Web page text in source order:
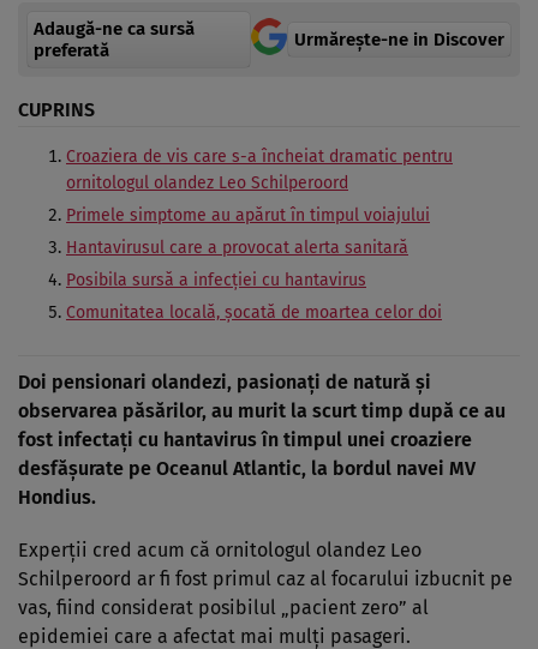
Adaugă-ne ca sursă
preferată
Urmărește-ne in Discover
CUPRINS
Croaziera de vis care s-a încheiat dramatic pentru
ornitologul olandez Leo Schilperoord
Primele simptome au apărut în timpul voiajului
Hantavirusul care a provocat alerta sanitară
Posibila sursă a infecției cu hantavirus
Comunitatea locală, șocată de moartea celor doi
Doi pensionari olandezi, pasionați de natură și
observarea păsărilor, au murit la scurt timp după ce au
fost infectați cu hantavirus în timpul unei croaziere
desfășurate pe Oceanul Atlantic, la bordul navei MV
Hondius.
Experții cred acum că ornitologul olandez Leo
Schilperoord ar fi fost primul caz al focarului izbucnit pe
vas, fiind considerat posibilul „pacient zero” al
epidemiei care a afectat mai mulți pasageri.